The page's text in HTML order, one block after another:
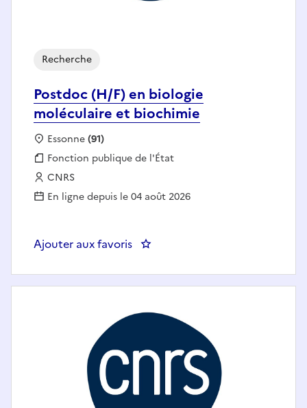
Postdoc (H/F) en biologie
moléculaire et biochimie
Recherche
Localisation :
Essonne(91)
Fonction publique :
Fonction publique de l'État
Employeur :
CNRS
En ligne depuis le 04 août 2026
Ajouter aux favoris : Postdoc (H/F) en biologie